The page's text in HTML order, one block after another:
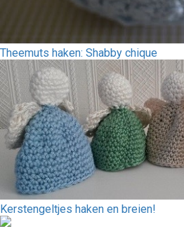
Theemuts haken: Shabby chique
Kerstengeltjes haken en breien!